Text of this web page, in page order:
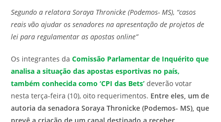
post:
Segundo a relatora Soraya Thronicke (Podemos- MS), “casos
reais vão ajudar os senadores na apresentação de projetos de
lei para regulamentar as apostas online”
Os integrantes daComissão Parlamentar de Inquérito que
analisa a situação das apostas esportivas no país,
também conhecida como ‘CPI das Bets’ deverão votar
nesta terça-feira (10), oito requerimentos. Entre eles, um de
autoria da senadora Soraya Thronicke (Podemos- MS), que